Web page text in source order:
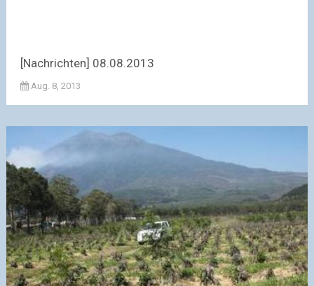
[Nachrichten] 08.08.2013
Aug. 8, 2013